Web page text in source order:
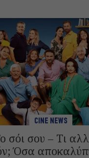
CINE NEWS
σόι σου – Τι
Όσα